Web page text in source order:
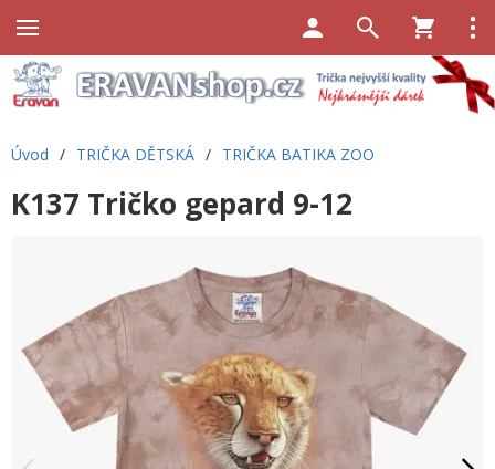
Úvod / TRIČKA DĚTSKÁ / TRIČKA BATIKA ZOO
K137 Tričko gepard 9-12